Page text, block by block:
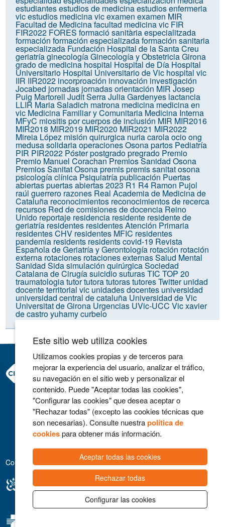
estudiantesestudios de medicinaestudios enfermeria
vicestudios medicina vicexamen examen MIR
Facultad de Medicinafacultad medicina vic FIR
FIR2022 FORES formació sanitària especialitzada
formación formación especializadaformación sanitaria
especializada Fundación Hospital de la Santa Creu
geriatríaginecologíaGinecología y ObstetriciaGirona
grado de medicina hospital Hospital de Día Hospital
Universitario Hospital Universitario de Vic hospital vic
IIR IIR2022 incorproación innovación investigación
Jocabed jornadas jornadas orientación MIR Josep
Puig Martorell Judit SerraJulia Gardenyes lactancia
LLIR Maria Saladich matrona medicina medicina en
vic Medicina Familiar y Comunitaria Medicina Interna
MFyC miositis por cuerpos de inclusión MIR MIR2016
MIR2018 MIR2019 MIR2020 MIR2021 MIR2022
Mireia López misión quirurgica nuria carolaocioong
medusa solidariaoperacionesOsonapartos Pediatría
PIR PIR2022 Pósterpostgradopregrado Premio
Premio Manuel Corachan Premios Sanidad Osona
Premios Sanitat Osonapremispremis sanitat osona
psicología clínica Psiquiatríapublicación Puertas
abiertaspuertas abiertas 2023 R1 R4 Ramon Pujol
raúl guerrero razones Real Academia de Medicina de
Cataluña reconocimientos reconocimientos de recerca
recursos Red de comisiones de docencia Reino
Unido reportaje residencia residente residente de
geriatríaresidentes residentes Atención Primaria
residentes CHV residentes MFIC residentes
pandemia residents residents covid-19 Revista
Española de Geriatría y Gerontología rotación rotación
externa rotaciones rotaciones externasSalud Mental
Sanidad Sidasimulación quirúrgicaSociedad
Catalana de CirugíasuicidiosuturasTIC TOP 20
traumatologiatutortutoratutorastutoresTwitter unidad
docente territorial vic unidades docentes universidad
universidad central de cataluña Universidad de Vic
Universitat de Girona Urgencias UVic-UCC Vicxavier
de castroyuhamy curbelo
Consorci Hospitalari de Vic
Carrer Francesc Pla 'El Vigatà', 1
08500 Vic
Telefono 93 702 77 16
Contacto
Aviso legal
Colaboradores
Este sitio web utiliza cookies
Utilizamos cookies propias y de terceros para
mejorar la experiencia del usuario, analizar el tráfico,
su navegación en el sitio web y personalizar el
contenido. Puede "Aceptar todas las cookies",
"Configurar las cookies" que desea aceptar o
"Rechazar todas" (excepto las cookies técnicas que
son necesarias). Consulte nuestrapolítica de
cookiespara obtener más información.
Aceptar todas las cookies
Rechazar todas
Configurar las cookies